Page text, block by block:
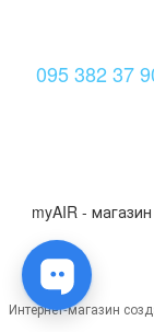
095 382 37
myAIR -
Интернет-магазин